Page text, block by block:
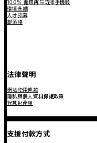
100% 循環再生防摔手機殼
環境永續
人才招募
部落格
法律聲明
網站使用條款
隱私與個人資料保護政策
智慧財產權
支援付款方式